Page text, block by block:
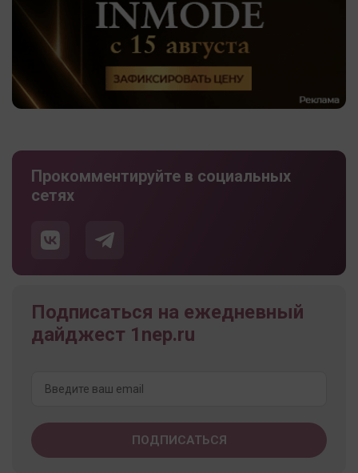
Прокомментируйте в социальных
сетях
Подписаться на ежедневный
дайджест 1nep.ru